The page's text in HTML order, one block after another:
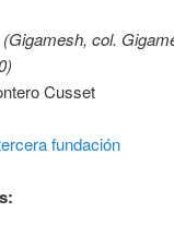
col.
Cusset
fundación